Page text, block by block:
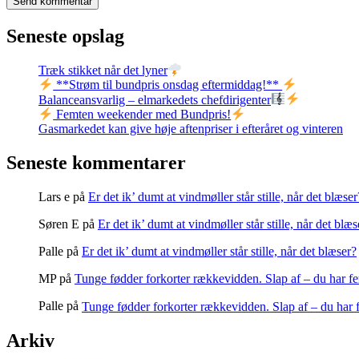
Seneste opslag
Træk stikket når det lyner
**Strøm til bundpris onsdag eftermiddag!**
Balanceansvarlig – elmarkedets chefdirigenter
Femten weekender med Bundpris!
Gasmarkedet kan give høje aftenpriser i efteråret og vinteren
Seneste kommentarer
Lars e på Er det ik’ dumt at vindmøller står stille, når det
Søren E på Er det ik’ dumt at vindmøller står stille, når det
Palle på Er det ik’ dumt at vindmøller står stille, når det blæser?
MPpå Tunge fødder forkorter rækkevidden. Slap af – du har
Palle på Tunge fødder forkorter rækkevidden. Slap af – du har
Arkiv